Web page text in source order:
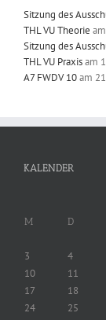
Sitzung des
THL VU Theorie
Sitzung des
THL VU Praxisam
A7 FWDV 10am
KALENDER
M D
3
4
10
11
17
18
24
25